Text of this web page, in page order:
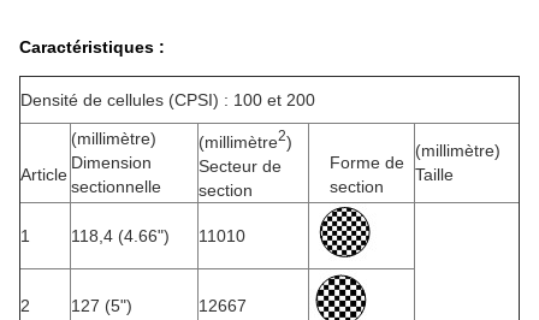
Caractéristiques :
Densité de cellules (CPSI) : 100 et 200
Article
(millimètre)
Dimension
sectionnelle
(millimètre2)
Secteur de
section
Forme de
section
(millimètre)
Taille
1 118,4 (4.66") 11010
2 127 (5") 12667